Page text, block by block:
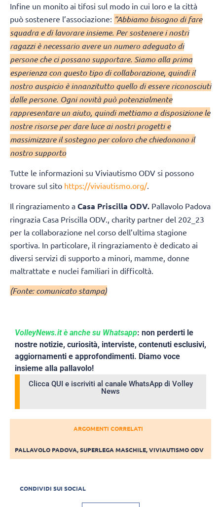
Infine un monito ai tifosi sul modo in cui loro e la città
può sostenere l’associazione: “Abbiamo bisogno di fare
squadra e di lavorare insieme. Per sostenere i nostri
ragazzi è necessario avere un numero adeguato di
persone che ci possano supportare. Siamo alla prima
esperienza con questo tipo di collaborazione, quindi il
nostro auspicio è innanzitutto quello di essere riconosciuti
dalle persone. Ogni novità può potenzialmente
rappresentare un aiuto, quindi mettiamo a disposizione le
nostre risorse per dare luce ai nostri progetti e
massimizzare il sostegno per coloro che chiedonono il
nostro supporto
Tutte le informazioni su Viviautismo ODV si possono
trovare sul sito https://viviautismo.org/.
Il ringraziamento a Casa Priscilla ODV. Pallavolo Padova
ringrazia Casa Priscilla ODV., charity partner del 202_23
per la collaborazione nel corso dell’ultima stagione
sportiva. In particolare, il ringraziamento è dedicato ai
diversi servizi di supporto a minori, mamme, donne
maltrattate e nuclei familiari in difficoltà.
(Fonte: comunicato stampa)
VolleyNews.it è anche su Whatsapp: non perderti le
nostre notizie, curiosità, interviste, contenuti esclusivi,
aggiornamenti e approfondimenti. Diamo voce
insieme alla pallavolo!
Clicca QUI e iscriviti al canale WhatsApp di Volley
News
ARGOMENTI CORRELATI
PALLAVOLO PADOVA,SUPERLEGA MASCHILE,VIVIAUTISMO ODV
CONDIVIDI SUI SOCIAL